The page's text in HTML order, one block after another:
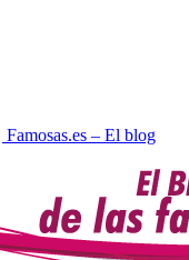
Famosas.es – El blog